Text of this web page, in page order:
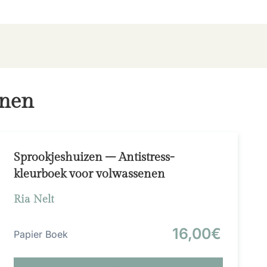
Sprookjeshuizen – Antistress-
kleurboek voor volwassenen
Ria Nelt
Papier Boek 16,00€